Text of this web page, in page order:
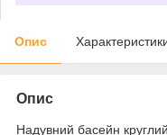
Опис
Опис
Надувний басейн